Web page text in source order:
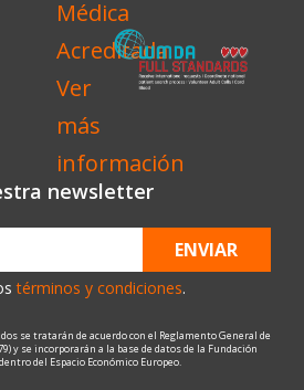
newsletter
términos y condiciones.
ENVIAR
se tratarán de acuerdo con el Reglamento General de
y se incorporarán a la base de datos de la Fundación
del Espacio Económico Europeo.